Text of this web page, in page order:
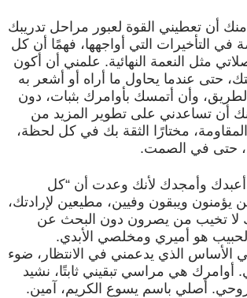
أن تعطيني القوة لعبور مراحل تدريبك
في التأخيرات التي أواجهها، فهمًا أن كل
مثل النعمة النهائية. علمني أن أكون
حتى عندما يحاول ما أراه أو أشعر به
وأن أتمسك بأوامرك بثبات، دون
أن تساعدني على تطوير المزيد من
مختارًا الثقة بك في كل لحظة،
حتى في الصمت.
أعبدك وأمجدك لأنك وعدت أن “كل
يؤمنون ويبقون وفيين، مطيعين لإرادتك،
لا تخيب من يصرون دون البحث عن
هو أميري ومخلصي الأبدي.
الأساس الذي يدعمني في الانتظار، ضوء
أوامرك هي مراسي تبقيني ثابتًا، نشيد
روحي. أصلي باسم يسوع الكريم، آمين.